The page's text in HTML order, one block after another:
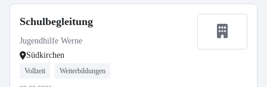
Schulbegleitung
Jugendhilfe Werne
Südkirchen
Vollzeit Weiterbildungen